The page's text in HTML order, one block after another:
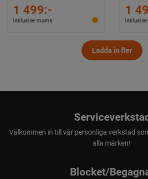
1 499:-
inklusive moms
1
Ladda in fler
Välkommen in till vår personliga verkstad
alla märken!
Blocket/